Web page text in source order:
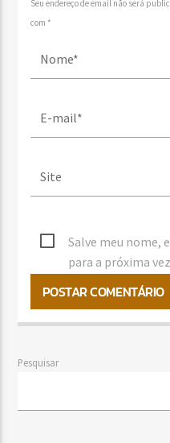
Seu endereço de email não será
com *
Salve meu nome,
para a próxima
Pesquisar